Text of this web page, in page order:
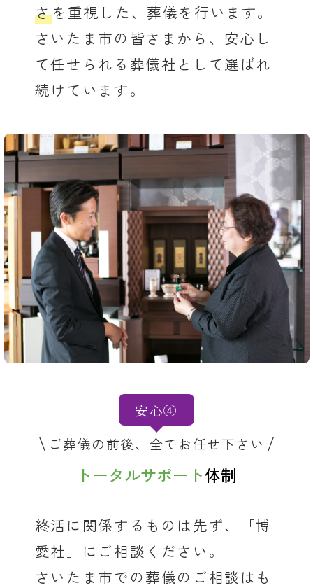
さを重視した、葬儀を行います。
さいたま市の皆さまから、安心し
て任せられる葬儀社として選ばれ
続けています。
安心④
ご葬儀の前後、全てお任せ下さい
トータルサポート体制
終活に関係するものは先ず、「博
愛社」にご相談ください。
さいたま市での葬儀のご相談はも